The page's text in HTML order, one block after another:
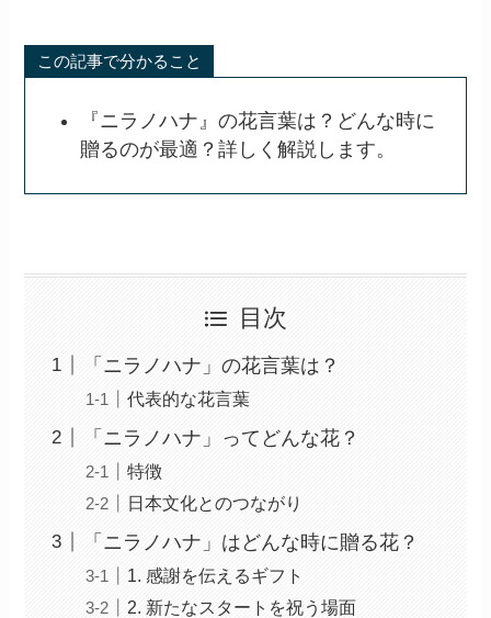
この記事で分かること
『ニラノハナ』の花言葉は？どんな時に
贈るのが最適？詳しく解説します。
目次
「ニラノハナ」の花言葉は？
代表的な花言葉
「ニラノハナ」ってどんな花？
特徴
日本文化とのつながり
「ニラノハナ」はどんな時に贈る花？
1. 感謝を伝えるギフト
2. 新たなスタートを祝う場面